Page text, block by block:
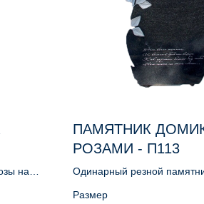
на
ПАМЯТНИК
РОЗАМИ - П113
Одинарный резной
Размер